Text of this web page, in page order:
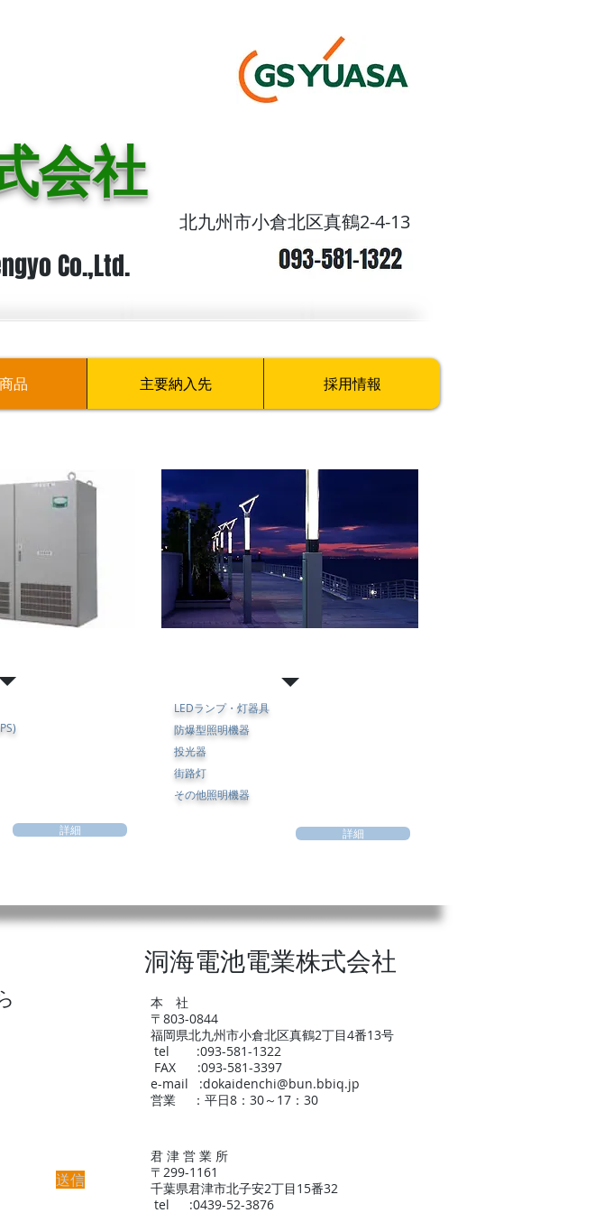
会社
北九州市小倉北区真鶴2-4-13
Co.,Ltd.
品 主要納入先 採用情報
詳細
LEDランプ・灯器具
防爆型照明機器
投光器
街路灯
​その他照明機器
詳細
洞海電池電業株式会社
送信
本 社
〒803-0844
福岡県北九州市小倉北区真鶴2丁目4番13号
tel :093-581-1322
FAX :093-581-3397
e-mail :dokaidenchi@bun.bbiq.jp
営業 ：平日8：30～17：30
君 津 営 業 所
〒299-1161
千葉県君津市北子安2丁目15番32
tel :0439-52-3876